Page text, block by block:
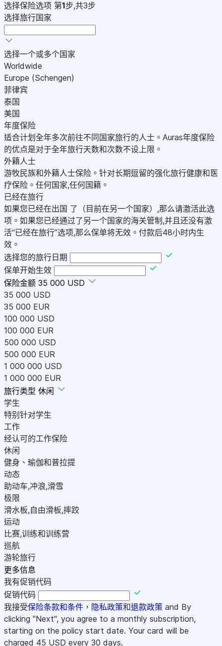
选择保险选项 第1步,共3步
选择旅行国家
选择一个或多个国家
Worldwide
Europe (Schengen)
菲律宾
泰国
美国
年度保险
适合计划全年多次前往不同国家旅行的人士。Auras年度保险
的优点是对于全年旅行天数和次数不设上限。
外籍人士
游牧民族和外籍人士保险。针对长期逗留的强化旅行健康和医
疗保险。任何国家,任何国籍。
已经在旅行
如果您已经在出国 了（目前在另一个国家）,那么请激活此选
项。如果您已经通过了另一个国家的海关管制,并且还没有激
活“已经在旅行”选项,那么保单将无效。付款后48小时内生
效。
选择您的旅行日期
保单开始生效
保险金额 35 000 USD
35 000 USD
35 000 EUR
100 000 USD
100 000 EUR
500 000 USD
500 000 EUR
1 000 000 USD
1 000 000 EUR
旅行类型 休闲
学生
特别针对学生
工作
经认可的工作保险
休闲
健身、瑜伽和普拉提
动态
助动车,冲浪,滑雪
极限
滑水板,自由滑板,摔跤
运动
比赛,训练和训练营
巡航
游轮旅行
更多信息
我有促销代码
促销代码
我接受保险条款和条件 ， 隐私政策和退款政策 and By
clicking "Next", you agree to a monthly subscription,
starting on the policy start date. Your card will be
charged 45 USD every 30 days.